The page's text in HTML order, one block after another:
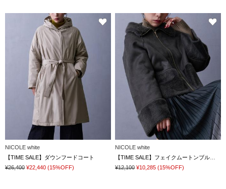
NICOLE white
【TIME SALE】ダウンフードコート
¥26,400 ¥22,440 (15%OFF)
NICOLE white
¥12,100 ¥10,285 (15%OFF)